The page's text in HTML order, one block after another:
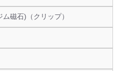
磁石)（クリップ）